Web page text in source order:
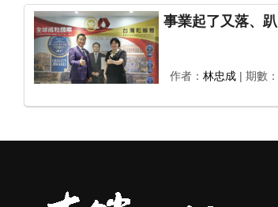
作者： 林忠成 | 期數：